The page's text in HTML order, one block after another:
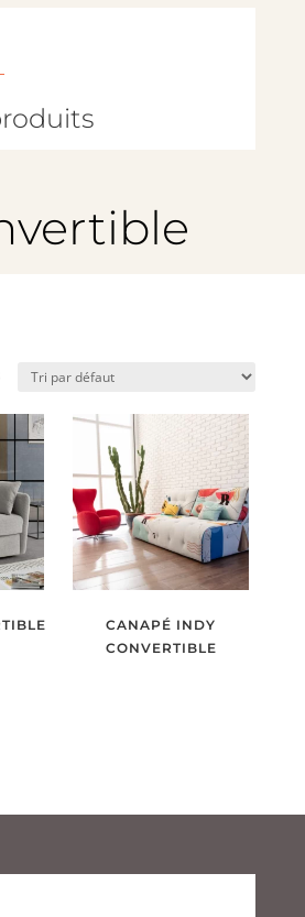
CANAPÉ INDY
CONVERTIBLE